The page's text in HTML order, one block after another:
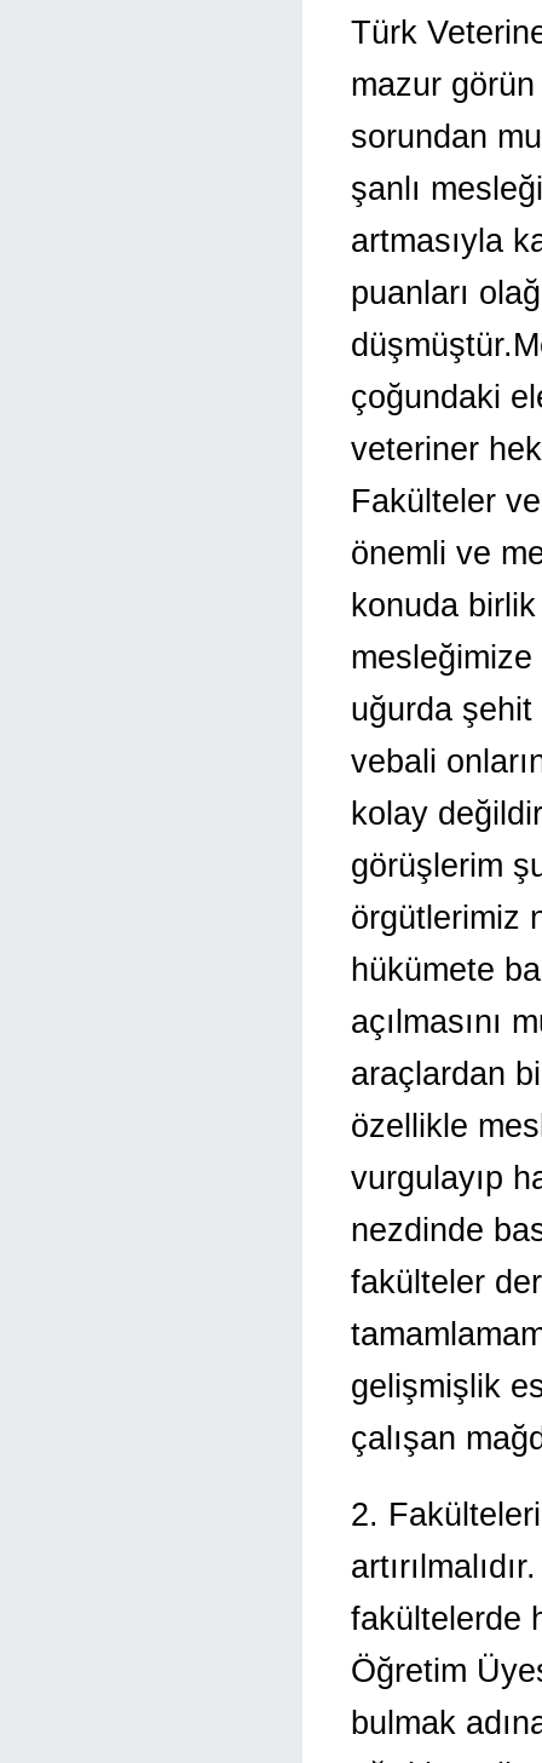
Türk
mazur
sorundan
şanlı
artmasıyla
puanları
çoğundaki
veteriner
Fakülteler
önemli ve
konuda
uğurda şehit
vebali
kolay
görüşlerim
örgütlerimiz
hükümete
açılmasını
araçlardan
özellikle
vurgulayıp
nezdinde
fakülteler
gelişmişlik
çalışan
2.
fakültelerde
Öğretim
bulmak